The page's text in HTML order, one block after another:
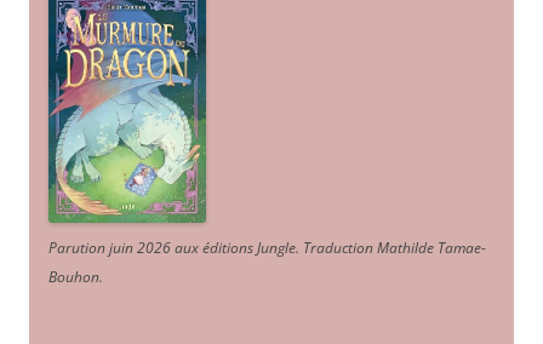
Parution juin 2026 aux éditions Jungle. Traduction Mathilde Tamae-
Bouhon.